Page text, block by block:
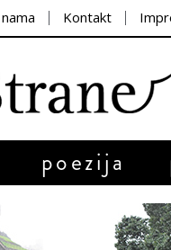
Kontakt
poezija